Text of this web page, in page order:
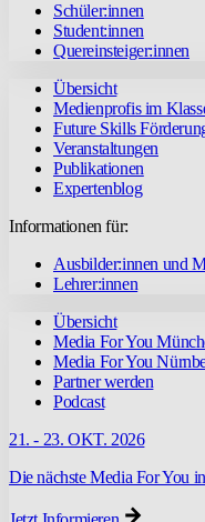
Schüler:innen
Student:innen
Quereinsteiger:innen
Übersicht
Medienprofis im
Future Skills
Veranstaltungen
Publikationen
Expertenblog
Informationen für:
Ausbilder:innen und
Lehrer:innen
Übersicht
Media For You
Media For You
Partner werden
Podcast
21. - 23. OKT. 2026
Die nächste Media For You